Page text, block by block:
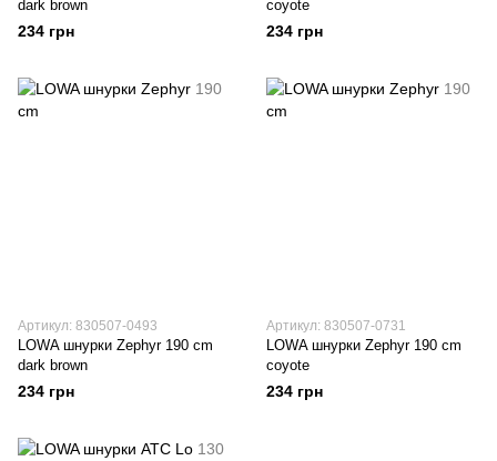
dark brown
234 грн
coyote
234 грн
Артикул: 830507-0493
LOWA шнурки Zephyr 190 cm
dark brown
234 грн
Артикул: 830507-0731
LOWA шнурки Zephyr 190 cm
coyote
234 грн